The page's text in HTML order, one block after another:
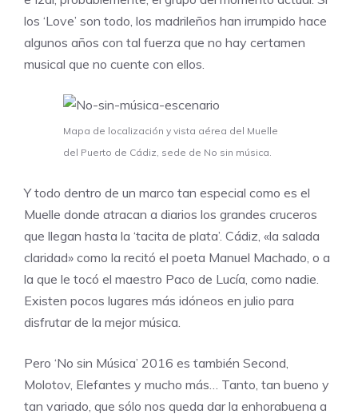
los ‘Love’ son todo, los madrileños han irrumpido hace
algunos años con tal fuerza que no hay certamen
musical que no cuente con ellos.
Mapa de localización y vista aérea del Muelle
del Puerto de Cádiz, sede de No sin música.
Y todo dentro de un marco tan especial como es el
Muelle donde atracan a diarios los grandes cruceros
que llegan hasta la ‘tacita de plata’. Cádiz, «la salada
claridad» como la recitó el poeta Manuel Machado, o a
la que le tocó el maestro Paco de Lucía, como nadie.
Existen pocos lugares más idóneos en julio para
disfrutar de la mejor música.
Pero ‘No sin Música’ 2016 es también Second,
Molotov, Elefantes y mucho más… Tanto, tan bueno y
tan variado, que sólo nos queda dar la enhorabuena a